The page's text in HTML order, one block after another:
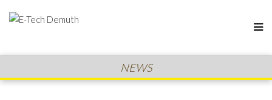
NEWS